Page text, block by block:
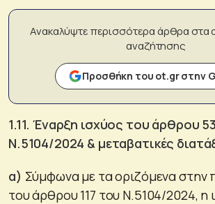
Ανακαλύψτε περισσότερα άρθρα στα
αναζήτησης
Προσθήκη του ot.gr στην
1.11. Έναρξη ισχύος του άρθρου
Ν.5104/2024 & μεταβατικές
α) Σύμφωνα με τα οριζόμενα στην
του άρθρου 117 του Ν.5104/2024, η